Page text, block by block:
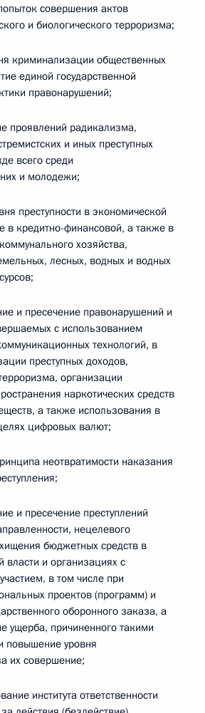
совершения актов
и биологического терроризма;
криминализации общественных
единой государственной
правонарушений;
проявлений радикализма,
и иных преступных
всего среди
и молодежи;
преступности в экономической
в кредитно-финансовой, а также в
хозяйства,
лесных, водных и водных
и пресечение правонарушений и
с использованием
технологий, в
преступных доходов,
организации
наркотических средств
а также использования в
цифровых валют;
неотвратимости наказания
и пресечение преступлений
нецелевого
бюджетных средств в
власти и организациях с
в том числе при
проектов (программ) и
оборонного заказа, а
ущерба, причиненного такими
повышение уровня
их совершение;
института ответственности